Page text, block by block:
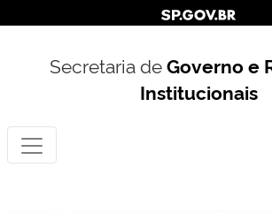
Secretaria deGoverno e
Institucionais